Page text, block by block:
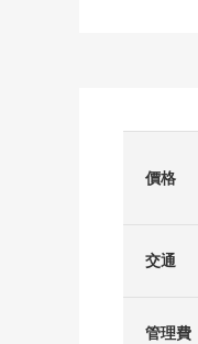
價格
交通
管理費